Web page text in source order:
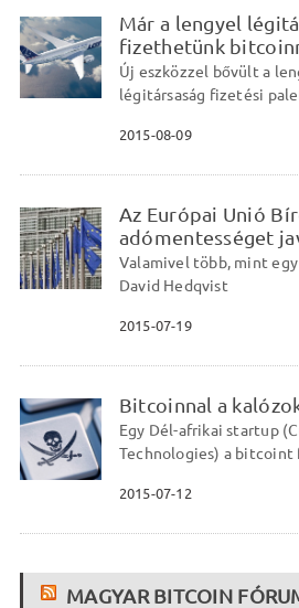
Már a lengyel
fizethetünk
Új eszközzel bővült a
légitársaság fizetési
2015-08-09
Az Európai Unió
adómentességet
Valamivel több, mint
David Hedqvist
2015-07-19
Bitcoinnal a
Egy Dél-afrikai startup
Technologies) a bitcoint
2015-07-12
MAGYAR BITCOIN